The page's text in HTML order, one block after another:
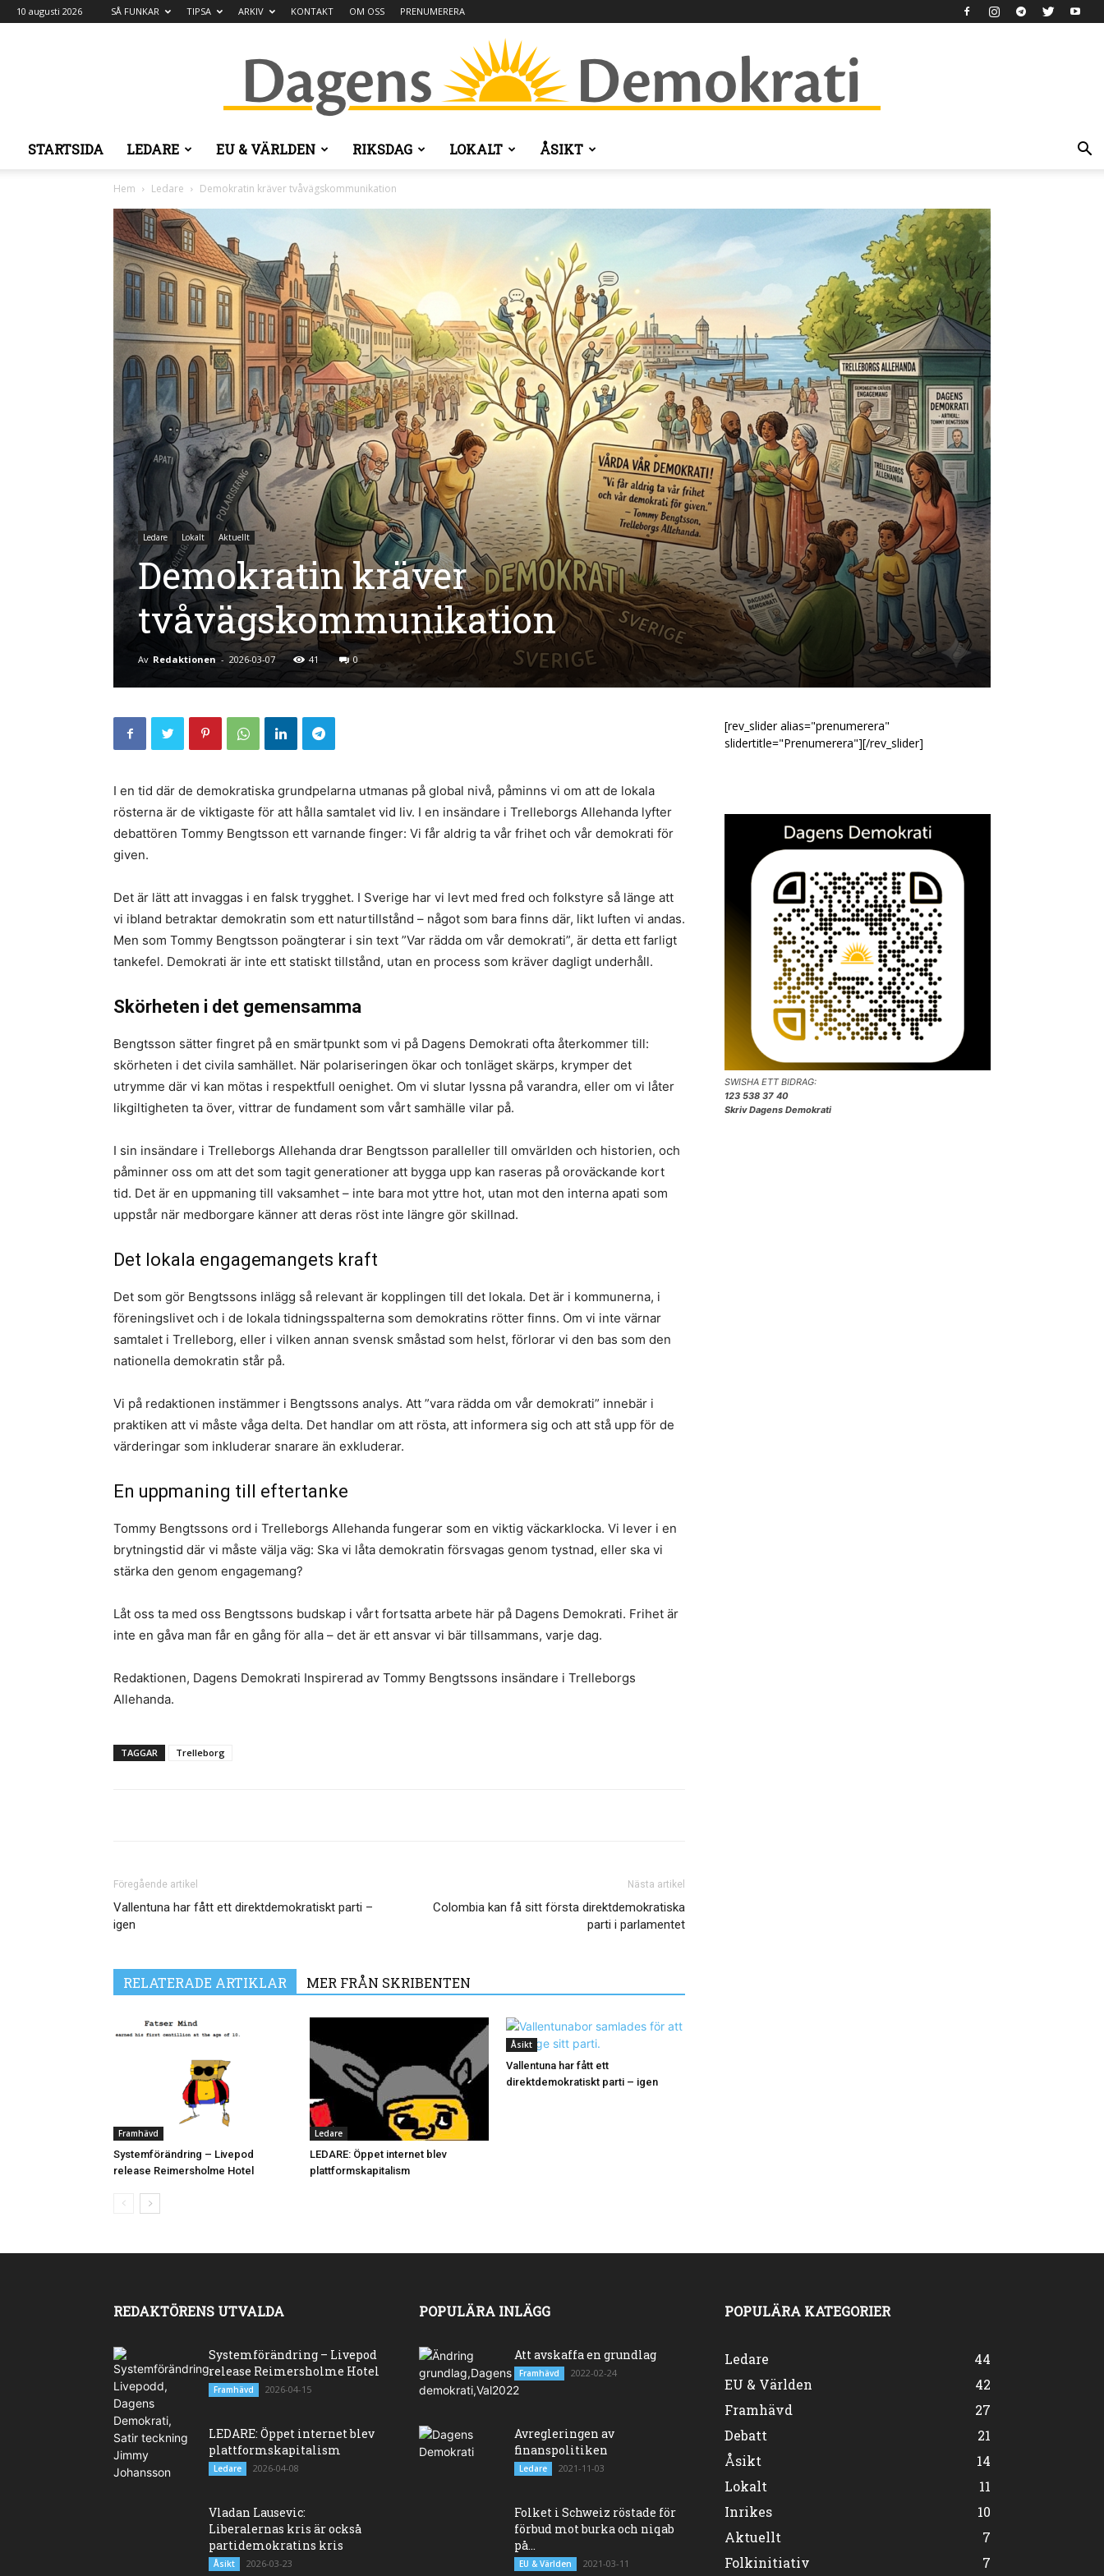
10 augusti 2026 SÅ FUNKAR TIPSA ARKIV KONTAKT OM OSS PRENUMERERA
Demokrati
STARTSIDA LEDARE EU & VÄRLDEN RIKSDAG LOKALT ÅSIKT
Hem Ledare Demokratin kräver tvåvägskommunikation
Ledare Lokalt Aktuellt
Demokratin kräver
tvåvägskommunikation
Av Redaktionen - 2026-03-07 41 0
​I en tid där de demokratiska grundpelarna utmanas på global nivå, påminns vi om att de lokala
rösterna är de viktigaste för att hålla samtalet vid liv. I en insändare i Trelleborgs Allehanda lyfter
debattören Tommy Bengtsson ett varnande finger: Vi får aldrig ta vår frihet och vår demokrati för
given.
​Det är lätt att invaggas i en falsk trygghet. I Sverige har vi levt med fred och folkstyre så länge att
vi ibland betraktar demokratin som ett naturtillstånd – något som bara finns där, likt luften vi andas.
Men som Tommy Bengtsson poängterar i sin text ”Var rädda om vår demokrati”, är detta ett farligt
tankefel. Demokrati är inte ett statiskt tillstånd, utan en process som kräver dagligt underhåll.
​Skörheten i det gemensamma ​
Bengtsson sätter fingret på en smärtpunkt som vi på Dagens Demokrati ofta återkommer till:
skörheten i det civila samhället. När polariseringen ökar och tonläget skärps, krymper det
utrymme där vi kan mötas i respektfull oenighet. Om vi slutar lyssna på varandra, eller om vi låter
likgiltigheten ta över, vittrar de fundament som vårt samhälle vilar på. ​
I sin insändare i Trelleborgs Allehanda drar Bengtsson paralleller till omvärlden och historien, och
påminner oss om att det som tagit generationer att bygga upp kan raseras på oroväckande kort
tid. Det är en uppmaning till vaksamhet – inte bara mot yttre hot, utan mot den interna apati som
uppstår när medborgare känner att deras röst inte längre gör skillnad.
​Det lokala engagemangets kraft ​
Det som gör Bengtssons inlägg så relevant är kopplingen till det lokala. Det är i kommunerna, i
föreningslivet och i de lokala tidningsspalterna som demokratins rötter finns. Om vi inte värnar
samtalet i Trelleborg, eller i vilken annan svensk småstad som helst, förlorar vi den bas som den
nationella demokratin står på. ​
Vi på redaktionen instämmer i Bengtssons analys. Att ”vara rädda om vår demokrati” innebär i
praktiken att vi måste våga delta. Det handlar om att rösta, att informera sig och att stå upp för de
värderingar som inkluderar snarare än exkluderar.
​En uppmaning till eftertanke ​
Tommy Bengtssons ord i Trelleborgs Allehanda fungerar som en viktig väckarklocka. Vi lever i en
brytningstid där vi måste välja väg: Ska vi låta demokratin försvagas genom tystnad, eller ska vi
stärka den genom engagemang? ​
Låt oss ta med oss Bengtssons budskap i vårt fortsatta arbete här på Dagens Demokrati. Frihet är
inte en gåva man får en gång för alla – det är ett ansvar vi bär tillsammans, varje dag.
​Redaktionen, Dagens Demokrati Inspirerad av Tommy Bengtssons insändare i Trelleborgs
Allehanda.
TAGGAR Trelleborg
Föregående artikel
Vallentuna har fått ett direktdemokratiskt parti –
igen
Nästa artikel
Colombia kan få sitt första direktdemokratiska
parti i parlamentet
RELATERADE ARTIKLAR MER FRÅN SKRIBENTEN
Framhävd
Systemförändring – Livepod
release Reimersholme Hotel
Ledare
LEDARE: Öppet internet blev
plattformskapitalism
Åsikt
Vallentuna har fått ett
direktdemokratiskt parti – igen
[rev_slider alias="prenumerera"
slidertitle="Prenumerera"][/rev_slider]
SWISHA ETT BIDRAG:
123 538 37 40
Skriv Dagens Demokrati
REDAKTÖRENS UTVALDA
Systemförändring – Livepod
release Reimersholme Hotel
Framhävd 2026-04-15
LEDARE: Öppet internet blev
plattformskapitalism
Ledare 2026-04-08
Vladan Lausevic:
Liberalernas kris är också
partidemokratins kris
Åsikt 2026-03-23
POPULÄRA INLÄGG
Att avskaffa en grundlag
Framhävd 2022-02-24
Avregleringen av
finanspolitiken
Ledare 2021-11-03
Folket i Schweiz röstade för
förbud mot burka och niqab
på...
EU & Världen 2021-03-11
POPULÄRA KATEGORIER
Ledare
44
EU & Världen
42
Framhävd
27
Debatt
21
Åsikt
14
Lokalt
11
Inrikes
10
Aktuellt
7
Folkinitiativ
7